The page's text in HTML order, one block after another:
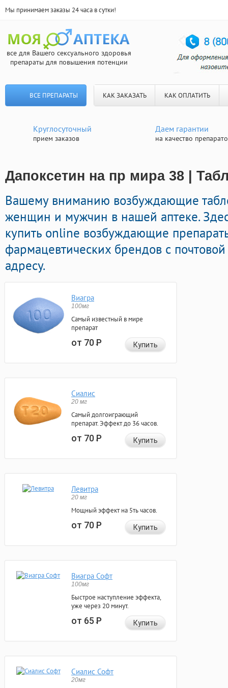
Мы принимаем заказы 24 часа в сутки!
все для Вашего сексуального здоровья
препараты для повышения потенции
ВСЕ ПРЕПАРАТЫ КАК ЗАКАЗАТЬ КАК ОПЛАТИТЬ
Круглосуточный
прием заказов
Даем гарантии
на качество
Дапоксетин на пр мира 38 |
Вашему вниманию возбуждающие
женщин и мужчин в нашей аптеке.
купить online возбуждающие
фармацевтических брендов с
адресу.
Виагра
100мг
Самый известный в мире
препарат
от 70Р Купить
Сиалис
20 мг
Самый долгоиграющий
препарат. Эффект до 36 часов.
от 70Р Купить
Левитра
20 мг
Мощный эффект на 5ть часов.
от 70Р Купить
Виагра Софт
100мг
Быстрое наступление эффекта,
уже через 20 минут.
от 65Р Купить
Сиалис Софт
20мг